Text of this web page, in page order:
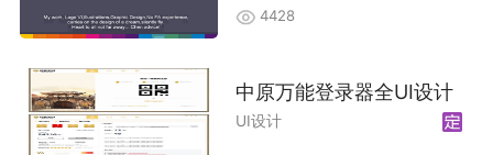
4428
中原万能登录器全UI设计
UI设计